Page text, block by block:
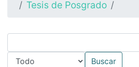
Tesis de Posgrado